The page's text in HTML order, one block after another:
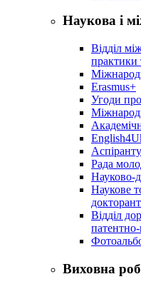
Наукова і
Відділ
практики
Erasmus+
Угоди
Рада
Науково-
Наукове
Відділ
патентно-
Виховна